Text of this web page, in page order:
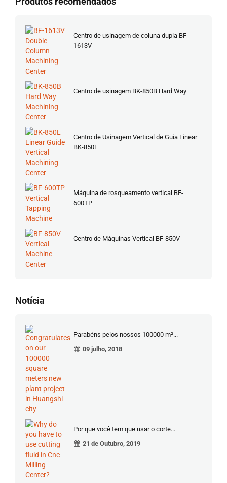
Centro de usinagem de coluna dupla BF-
1613V
Centro de usinagem BK-850B Hard Way
Centro de Usinagem Vertical de Guia Linear
BK-850L
Máquina de rosqueamento vertical BF-
600TP
Centro de Máquinas Vertical BF-850V
Notícia
Parabéns pelos nossos 100000 m²...
09 julho, 2018
Por que você tem que usar o corte...
21 de Outubro, 2019